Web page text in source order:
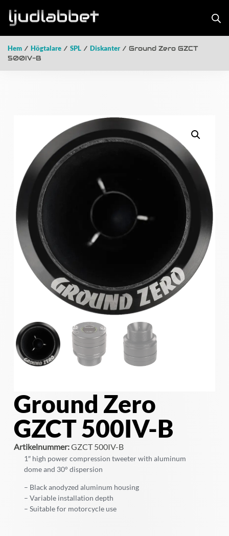
Hem / Högtalare / SPL / Diskanter/ Ground Zero GZCT
500IV-B
Ground Zero
GZCT 500IV-B
Artikelnummer:GZCT 500IV-B
1″ high power compression tweeter with aluminum
dome and 30° dispersion
– Black anodyzed aluminum housing
– Variable installation depth
– Suitable for motorcycle use